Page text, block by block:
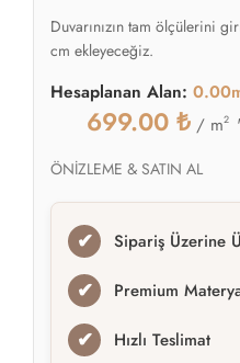
Duvarınızın tam ölçülerini
cm ekleyeceğiz.
Hesaplanan Alan:
699.00 ₺ / m2
ÖNİZLEME & SATIN AL
✔ Sipariş Üzerine
✔ Premium
✔ Hızlı Teslimat